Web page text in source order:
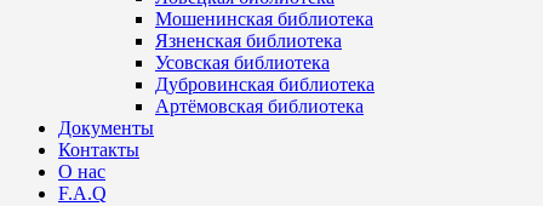
Мошенинская библиотека
Язненская библиотека
Усовская библиотека
Дубровинская библиотека
Артёмовская библиотека
Документы
Контакты
О нас
F.A.Q